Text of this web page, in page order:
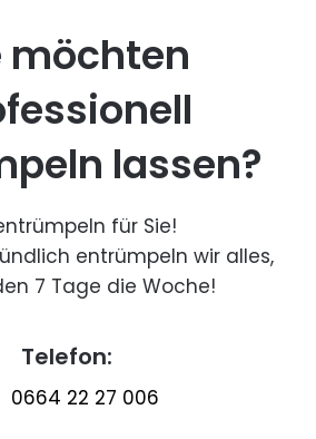
möchten
lassen?
für Sie!
entrümpeln wir alles,
7 Tage die Woche!
Telefon:
0664 22 27 006